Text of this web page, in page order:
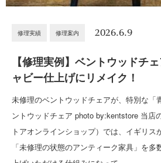
修理実績 修理案内 2026.6.9
【修理実例】ベントウッドチ
ャビー仕上げにリメイク！
未修理のベントウッドチェアが、特別な「
ントウッドチェア photo by:kentstore 当店
トアオンラインショップ）では、イギリス
「未修理の状態のアンティーク家具」を